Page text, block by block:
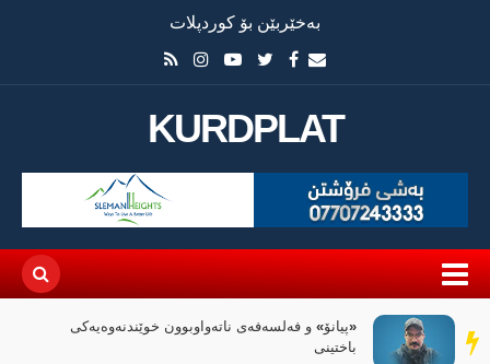
بەخێربێن بۆ کوردپلات
KURDPLAT
سەر
دێڕ
«پیانۆ» و فەلسەفەی ناتەواوبوون خوێندنەوەیەکی
باختینی